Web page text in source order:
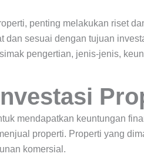
penting melakukan riset
dan sesuai dengan tujuan
pengertian, jenis-jenis,
mendapatkan keuntungan
properti. Properti yang
komersial.